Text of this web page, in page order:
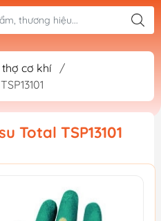
cơ khí
/
Total TSP13101